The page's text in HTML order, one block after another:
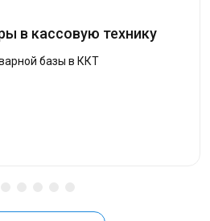
в кассовую технику
базы в ККТ